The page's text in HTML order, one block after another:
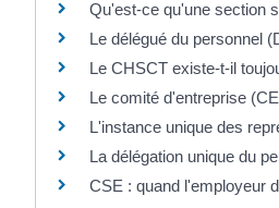
Qu'est-ce qu'une section
Le délégué du personnel
Le CHSCT existe-t-il
Le comité d'entreprise
L'instance unique des
La délégation unique du
CSE : quand l'employeur